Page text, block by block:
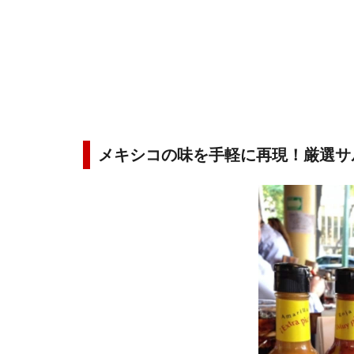
メキシコの味を手軽に再現！厳選